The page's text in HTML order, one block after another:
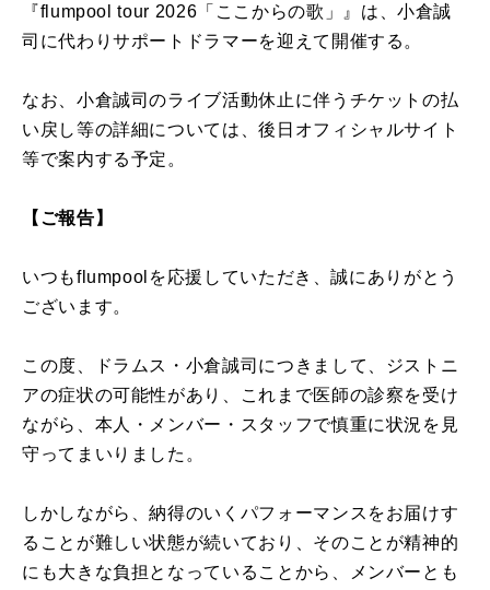
『flumpool tour 2026「ここからの歌」』は、小倉誠
司に代わりサポートドラマーを迎えて開催する。
なお、小倉誠司のライブ活動休止に伴うチケットの払
い戻し等の詳細については、後日オフィシャルサイト
等で案内する予定。
【ご報告】
いつもflumpoolを応援していただき、誠にありがとう
ございます。
この度、ドラムス・小倉誠司につきまして、ジストニ
アの症状の可能性があり、これまで医師の診察を受け
ながら、本人・メンバー・スタッフで慎重に状況を見
守ってまいりました。
しかしながら、納得のいくパフォーマンスをお届けす
ることが難しい状態が続いており、そのことが精神的
にも大きな負担となっていることから、メンバーとも